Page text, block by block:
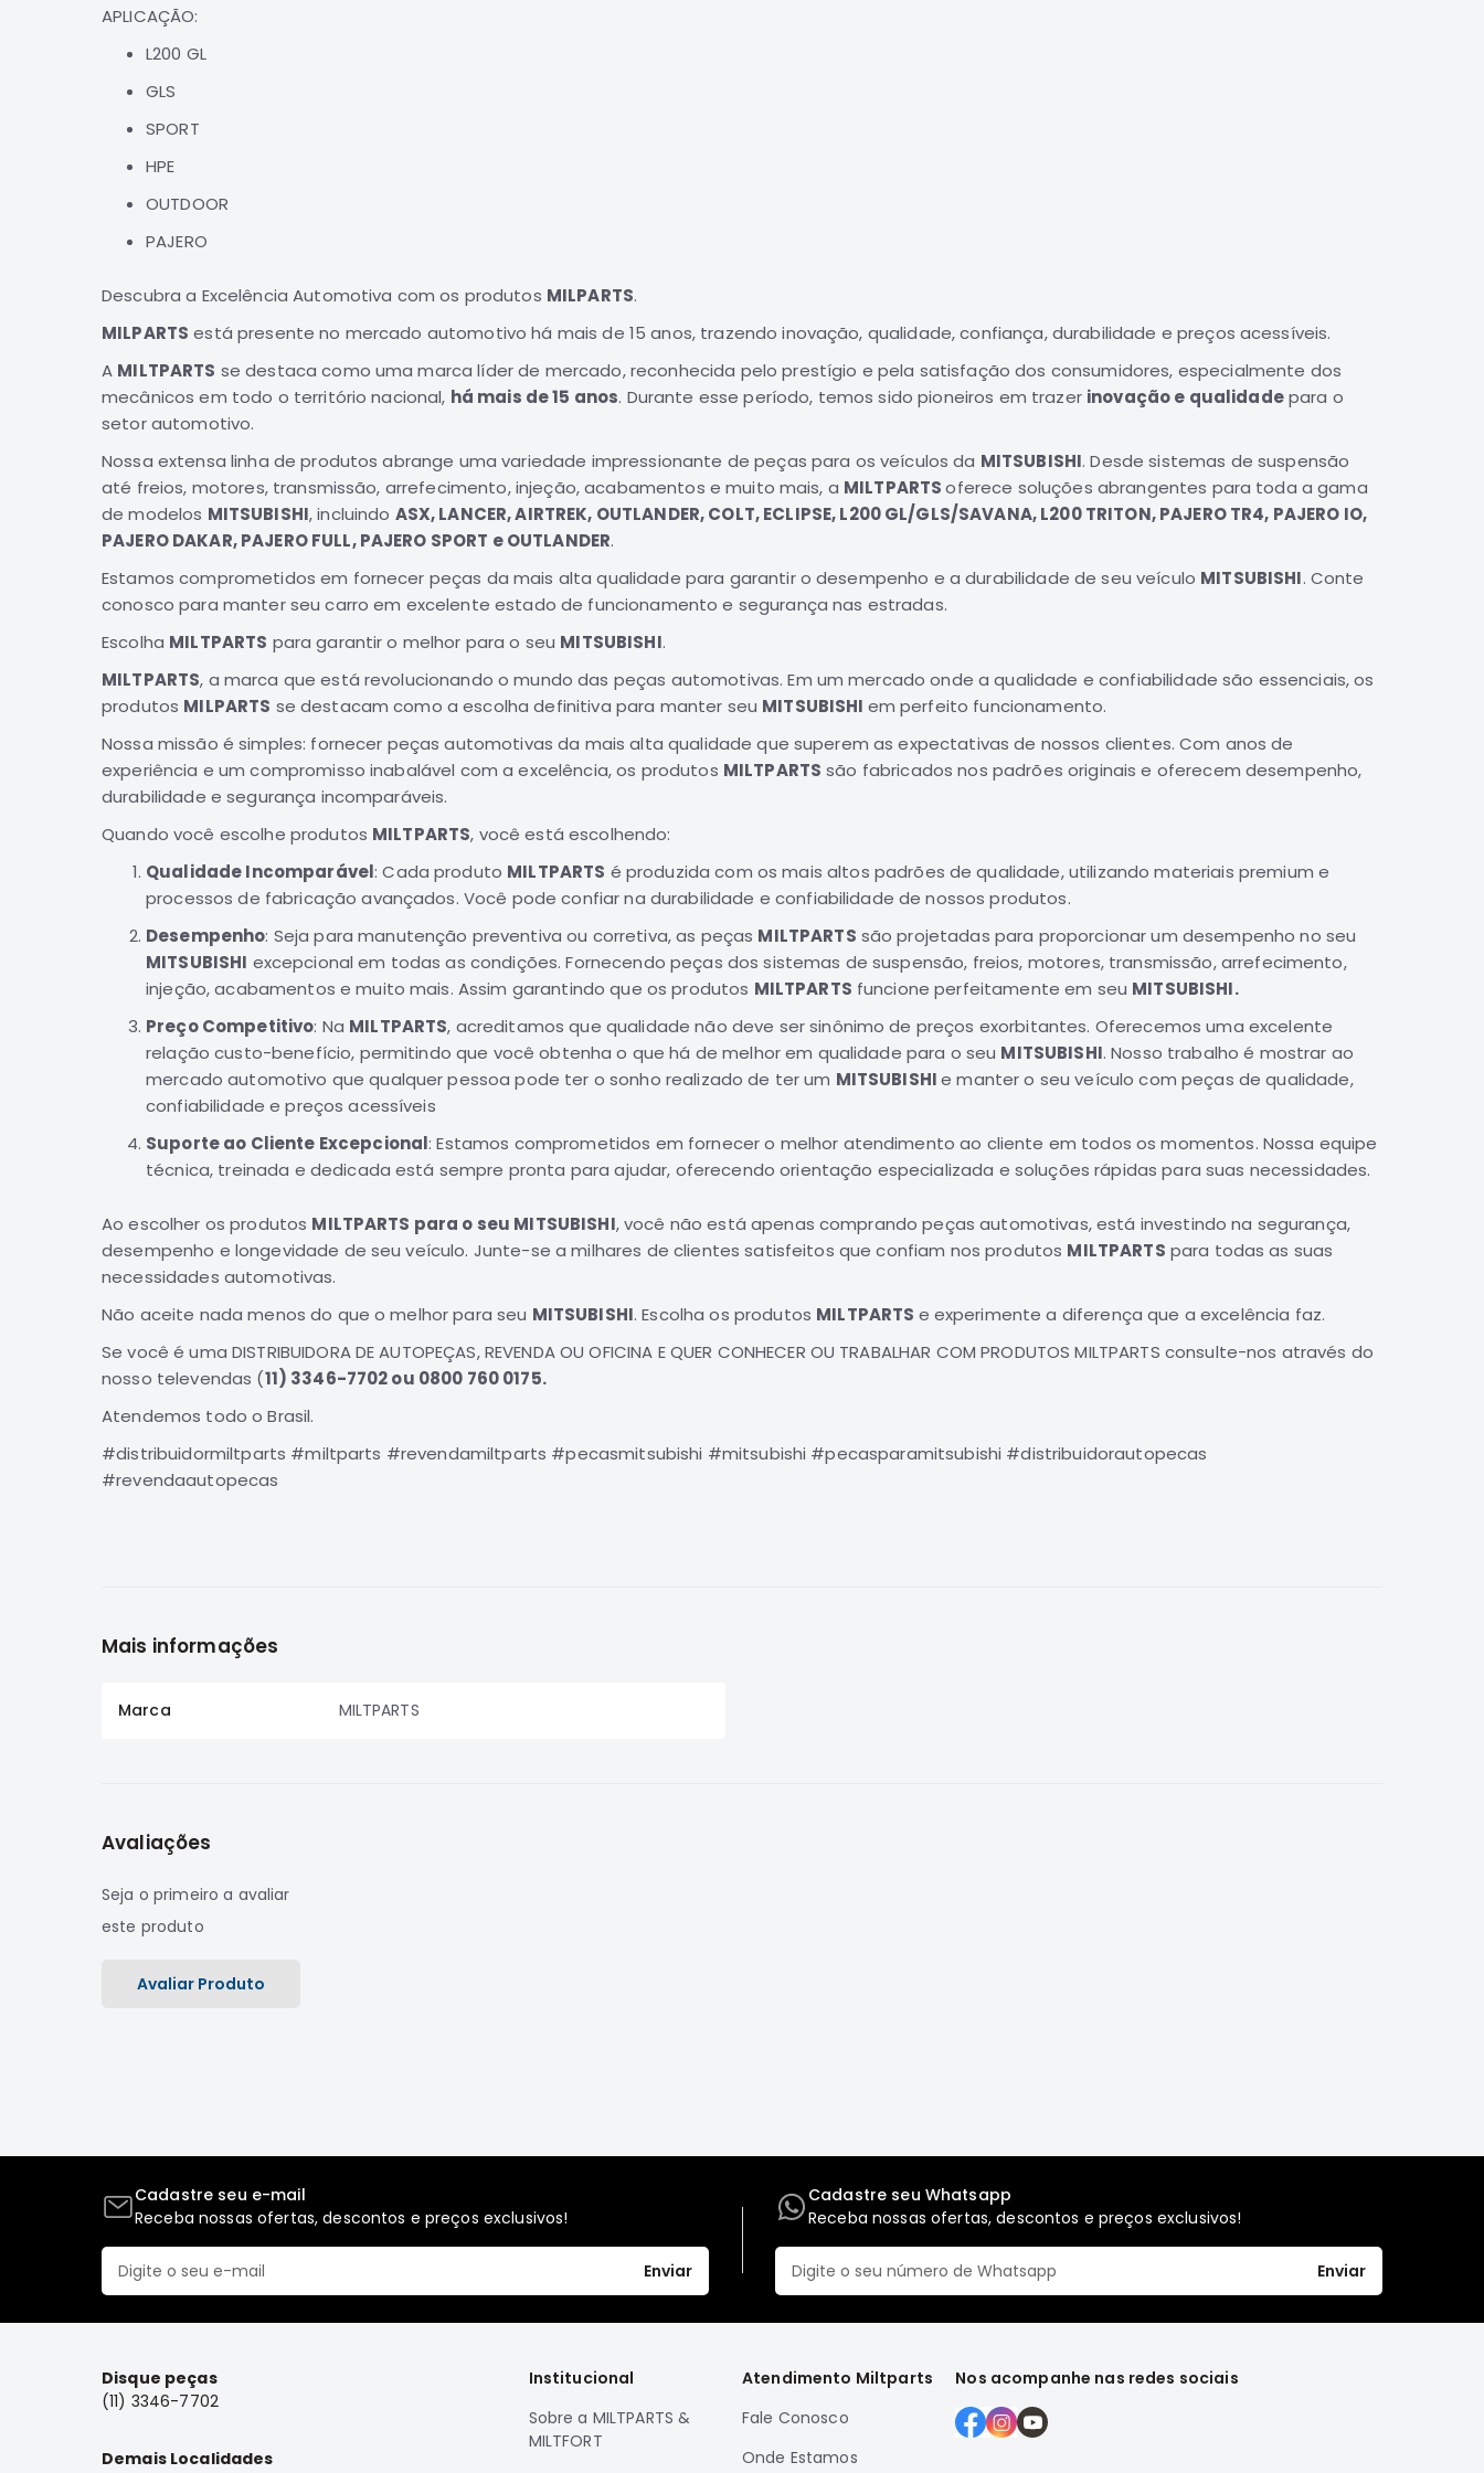
de
APLICAÇÃO:
L200 GL
GLS
SPORT
HPE
OUTDOOR
PAJERO
Descubra a Excelência Automotiva com os produtos MILPARTS.
MILPARTS está presente no mercado automotivo há mais de 15 anos, trazendo inovação, qualidade, confiança, durabilidade e preços acessíveis.
A MILTPARTS se destaca como uma marca líder de mercado, reconhecida pelo prestígio e pela satisfação dos consumidores, especialmente dos
mecânicos em todo o território nacional, há mais de 15 anos. Durante esse período, temos sido pioneiros em trazer inovação e qualidadepara o
setor automotivo.
Nossa extensa linha de produtos abrange uma variedade impressionante de peças para os veículos da MITSUBISHI. Desde sistemas de suspensão
até freios, motores, transmissão, arrefecimento, injeção, acabamentos e muito mais, a MILTPARTSoferece soluções abrangentes para toda a gama
de modelos MITSUBISHI, incluindo ASX, LANCER, AIRTREK, OUTLANDER, COLT, ECLIPSE, L200 GL/GLS/SAVANA, L200 TRITON, PAJERO TR4, PAJERO IO,
PAJERO DAKAR, PAJERO FULL, PAJERO SPORT e OUTLANDER.
Estamos comprometidos em fornecer peças da mais alta qualidade para garantir o desempenho e a durabilidade de seu veículo MITSUBISHI. Conte
conosco para manter seu carro em excelente estado de funcionamento e segurança nas estradas.
Escolha MILTPARTS para garantir o melhor para o seu MITSUBISHI.
MILTPARTS, a marca que está revolucionando o mundo das peças automotivas. Em um mercado onde a qualidade e confiabilidade são essenciais, os
produtos MILPARTS se destacam como a escolha definitiva para manter seu MITSUBISHI em perfeito funcionamento.
Nossa missão é simples: fornecer peças automotivas da mais alta qualidade que superem as expectativas de nossos clientes. Com anos de
experiência e um compromisso inabalável com a excelência, os produtos MILTPARTS são fabricados nos padrões originais e oferecem desempenho,
durabilidade e segurança incomparáveis.
Quando você escolhe produtos MILTPARTS, você está escolhendo:
Qualidade Incomparável: Cada produto MILTPARTS é produzida com os mais altos padrões de qualidade, utilizando materiais premium e
processos de fabricação avançados. Você pode confiar na durabilidade e confiabilidade de nossos produtos.
Desempenho: Seja para manutenção preventiva ou corretiva, as peças MILTPARTS são projetadas para proporcionar um desempenho no seu
MITSUBISHI excepcional em todas as condições. Fornecendo peças dos sistemas de suspensão, freios, motores, transmissão, arrefecimento,
injeção, acabamentos e muito mais. Assim garantindo que os produtos MILTPARTS funcione perfeitamente em seu MITSUBISHI.
Preço Competitivo: Na MILTPARTS, acreditamos que qualidade não deve ser sinônimo de preços exorbitantes. Oferecemos uma excelente
relação custo-benefício, permitindo que você obtenha o que há de melhor em qualidade para o seu MITSUBISHI. Nosso trabalho é mostrar ao
mercado automotivo que qualquer pessoa pode ter o sonho realizado de ter um MITSUBISHIe manter o seu veículo com peças de qualidade,
confiabilidade e preços acessíveis
Suporte ao Cliente Excepcional: Estamos comprometidos em fornecer o melhor atendimento ao cliente em todos os momentos. Nossa equipe
técnica, treinada e dedicada está sempre pronta para ajudar, oferecendo orientação especializada e soluções rápidas para suas necessidades.
Ao escolher os produtos MILTPARTS para o seu MITSUBISHI, você não está apenas comprando peças automotivas, está investindo na segurança,
desempenho e longevidade de seu veículo. Junte-se a milhares de clientes satisfeitos que confiam nos produtos MILTPARTS para todas as suas
necessidades automotivas.
Não aceite nada menos do que o melhor para seu MITSUBISHI. Escolha os produtos MILTPARTS e experimente a diferença que a excelência faz.
Se você é uma DISTRIBUIDORA DE AUTOPEÇAS, REVENDA OU OFICINA E QUER CONHECER OU TRABALHAR COM PRODUTOS MILTPARTS consulte-nos através do
nosso televendas (11) 3346-7702 ou 0800 760 0175.
Atendemos todo o Brasil.
#distribuidormiltparts #miltparts #revendamiltparts #pecasmitsubishi #mitsubishi #pecasparamitsubishi #distribuidorautopecas
#revendaautopecas
Mais informações
Marca MILTPARTS
Avaliações
Seja o primeiro a avaliar
este produto
Avaliar Produto
Cadastre seu e-mail
Receba nossas ofertas, descontos e preços exclusivos!
Enviar
Cadastre seu Whatsapp
Receba nossas ofertas, descontos e preços exclusivos!
Enviar
Disque peças
(11) 3346-7702
Demais Localidades
Institucional
Sobre a MILTPARTS &
MILTFORT
Atendimento Miltparts
Fale Conosco
Onde Estamos
Nos acompanhe nas redes sociais